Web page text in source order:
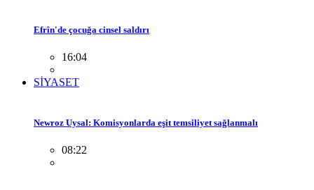
Efrîn'de çocuğa cinsel saldırı
16:04
SİYASET
Newroz Uysal: Komisyonlarda eşit temsiliyet sağlanmalı
08:22